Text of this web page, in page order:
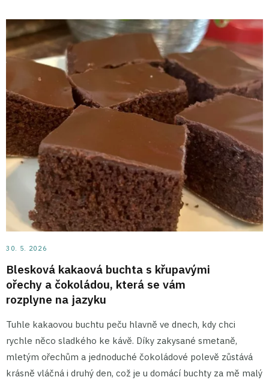
30. 5. 2026
Blesková kakaová buchta s křupavými
ořechy a čokoládou, která se vám
rozplyne na jazyku
Tuhle kakaovou buchtu peču hlavně ve dnech, kdy chci
rychle něco sladkého ke kávě. Díky zakysané smetaně,
mletým ořechům a jednoduché čokoládové polevě zůstává
krásně vláčná i druhý den, což je u domácí buchty za mě malý